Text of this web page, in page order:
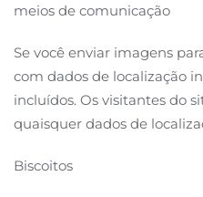
meios de comunicação
Se você enviar imagens
com dados de localização
incluídos. Os visitantes do
quaisquer dados de
Biscoitos